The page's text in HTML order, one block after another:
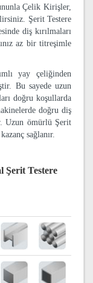
Çelik Kirişler,
Şerit Testere
diş kırılmaları
az bir titreşimle
yay çeliğinden
Bu sayede uzun
doğru koşullarda
doğru diş
Uzun ömürlü Şerit
sağlanır.
Şerit Testere